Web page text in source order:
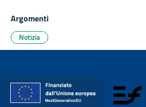
Argomenti
Notizia